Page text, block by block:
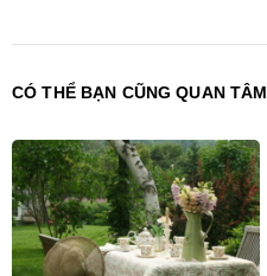
CÓ THỂ BẠN CŨNG QUAN TÂM